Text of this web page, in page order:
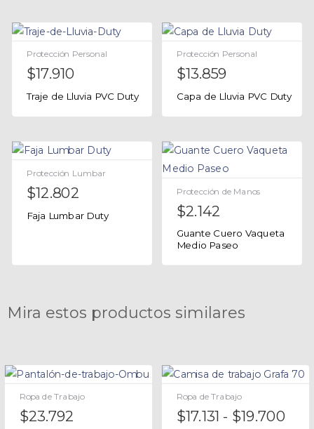
Protección Personal
$17.910
Traje de Lluvia PVC Duty
Protección Personal
$13.859
Capa de Lluvia PVC Duty
Protección Lumbar
$12.802
Faja Lumbar Duty
Protección de Manos
$2.142
Guante Cuero Vaqueta
Medio Paseo
Mira estos productos similares
Ropa de Trabajo
$23.792
Ropa de Trabajo
$17.131 - $19.700